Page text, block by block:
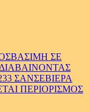
ΣΕ
ΣΑΝΣΕΒΙΕΡΑ
ΠΕΡΙΟΡΙΣΜΟΣ